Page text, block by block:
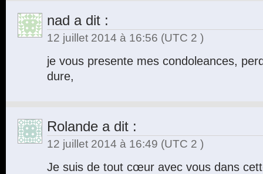
nad a dit :
12 juillet 2014 à 16:56 (UTC 2 )
je vous presente mes condoleances,
dure,
Rolande a dit :
12 juillet 2014 à 16:49 (UTC 2 )
Je suis de tout cœur avec vous dans